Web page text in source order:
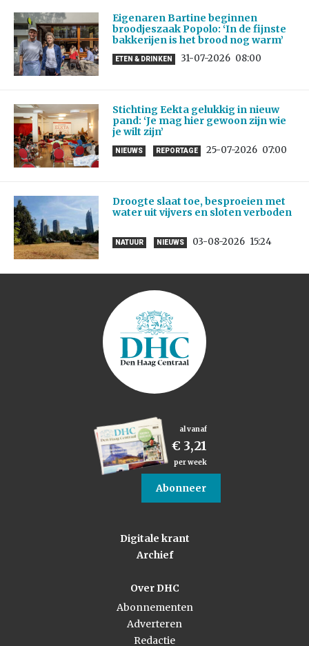
Eigenaren Bartine beginnen
broodjeszaak Popolo: ‘In de fijnste
bakkerijen is het brood nog warm’
ETEN & DRINKEN 31-07-2026 08:00
Stichting Eekta gelukkig in nieuw
pand: ‘Je mag hier gewoon zijn wie
je wilt zijn’
NIEUWS REPORTAGE 25-07-2026 07:00
Droogte slaat toe, besproeien met
water uit vijvers en sloten verboden
NATUUR NIEUWS 03-08-2026 15:24
al vanaf
€ 3,21
per week
Abonneer
Digitale krant
Archief
Over DHC
Abonnementen
Adverteren
Redactie